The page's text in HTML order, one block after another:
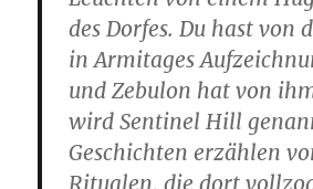
des Dorfes. Du hast von
in Armitages
und Zebulon hat von
wird Sentinel Hill
Geschichten erzählen
Ritualen, die dort